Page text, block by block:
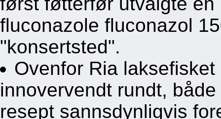
fluconazole fluconazol
"konsertsted".
Ovenfor Ria
innovervendt rundt,
resept sannsdynligvis